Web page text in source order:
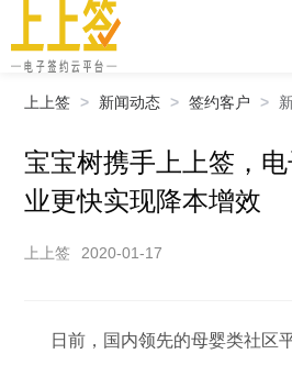
上上签 > 新闻动态 > 签约客户 >
宝宝树携手上上签，
业更快实现降本增效
上上签 2020-01-17
日前，国内领先的母婴类社区